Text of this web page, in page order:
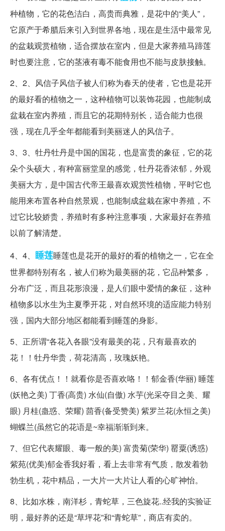
种植物，它的花色洁白，高贵而典雅，是花中的“美人”，
它原产于希腊后来引入到世界各地，现在是生活中最常见
的盆栽观赏植物，适合摆放在室内，但是大家养殖马蹄莲
时也要注意，它的茎液有毒不能食用也不能与皮肤接触。
2、2、风信子风信子被人们称为春天的使者，它也是花开
的最好看的植物之一，这种植物可以装饰花园，也能制成
盆栽在室内养殖，而且它的花期特别长，适合能力也很
强，现在几乎全年都能看到美丽迷人的风信子。
3、3、牡丹牡丹是中国的国花，也是富贵的象征，它的花
朵个头硕大，有种富丽堂皇的感觉，牡丹花香浓郁，外观
美丽大方，是中国古代帝王最喜欢观赏性植物，平时它也
能用来布置各种自然景观，也能制成盆栽在家中养殖，不
过它比较娇贵，养殖时有多种注意事项，大家最好在养殖
以前了解清楚。
4、4、 睡莲睡莲也是花开的最好的看的植物之一，它在全
世界都特别有名，被人们称为最美丽的花，它品种繁多，
分布广泛，而且花形浪漫，是人们眼中爱情的象征，这种
植物多以水生为主夏季开花，对自然环境的适应能力特别
强，国内大部分地区都能看到睡莲的身影。
5、正所谓“各花入各眼”没有最美的花，只有最喜欢的
花！！牡丹华贵，荷花清高，玫瑰妖艳。
6、各有优点！！就看你是否喜欢咯！！郁金香(华丽) 睡莲
(妖艳之美) 丁香(高贵) 水仙(自傲) 水芋(光采夺目之美、耀
眼) 月桂(蛊惑、荣耀) 茴香(备受赞美) 紫罗兰花(永恒之美)
蝴蝶兰(虽然它的花语是~幸福渐渐到来。
7、但它代表耀眼、毒一般的美) 富贵菊(荣华) 罂粟(诱惑)
紫苑(优美)郁金香我好看，看上去非常有气质，散发着勃
勃生机，花中精品，一大片一大片让人看的心旷神怡。
8、比如水株，南洋杉，青蛇草，三色旋花..经我的实验证
明，最好养的还是“草坪花”和“青蛇草”，商店有卖的。